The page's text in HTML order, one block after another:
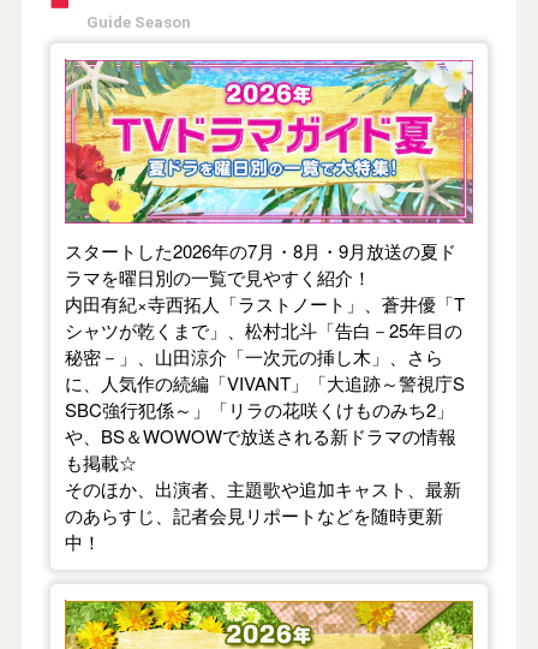
Guide Season
【2026年夏】TVドラマガイド
スタートした2026年の7月・8月・9月放送の夏ド
ラマを曜日別の一覧で見やすく紹介！
内田有紀×寺西拓人「ラストノート」、蒼井優「T
シャツが乾くまで」、松村北斗「告白－25年目の
秘密－」、山田涼介「一次元の挿し木」、さら
に、人気作の続編「VIVANT」「大追跡～警視庁S
SBC強行犯係～」「リラの花咲くけものみち2」
や、BS＆WOWOWで放送される新ドラマの情報
も掲載☆
そのほか、出演者、主題歌や追加キャスト、最新
のあらすじ、記者会見リポートなどを随時更新
中！
【2026年春】TVドラマガイド